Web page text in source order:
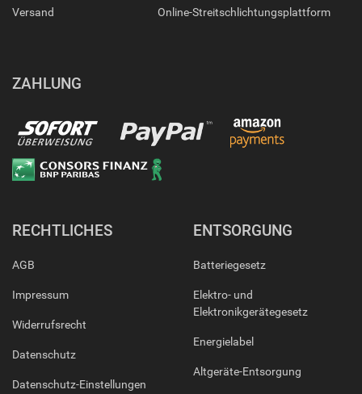
Versand Online-Streitschlichtungsplattform
ZAHLUNG
RECHTLICHES
AGB
Impressum
Widerrufsrecht
Datenschutz
Datenschutz-Einstellungen
ENTSORGUNG
Batteriegesetz
Elektro- und
Elektronikgerätegesetz
Energielabel
Altgeräte-Entsorgung